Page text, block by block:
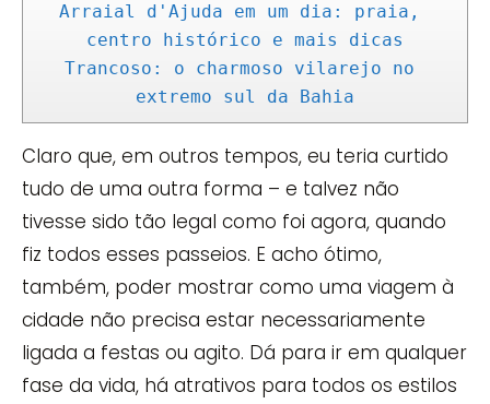
Arraial d'Ajuda em um dia: praia,
centro histórico e mais dicas
Trancoso: o charmoso vilarejo no
extremo sul da Bahia
Claro que, em outros tempos, eu teria curtido
tudo de uma outra forma – e talvez não
tivesse sido tão legal como foi agora, quando
fiz todos esses passeios. E acho ótimo,
também, poder mostrar como uma viagem à
cidade não precisa estar necessariamente
ligada a festas ou agito. Dá para ir em qualquer
fase da vida, há atrativos para todos os estilos